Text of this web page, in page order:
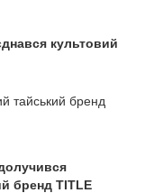
культовий
тайський бренд
бренд TITLE